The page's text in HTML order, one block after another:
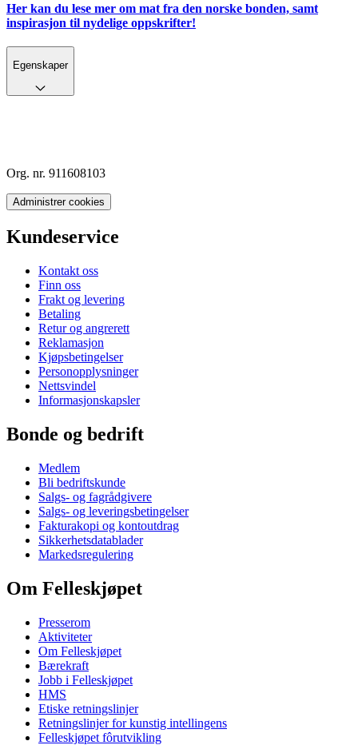
Her kan du lese mer om mat fra den norske bonden, samt
inspirasjon til nydelige oppskrifter!
Egenskaper
Org. nr. 911608103
Administrer cookies
Kundeservice
Kontakt oss
Finn oss
Frakt og levering
Betaling
Retur og angrerett
Reklamasjon
Kjøpsbetingelser
Personopplysninger
Nettsvindel
Informasjonskapsler
Bonde og bedrift
Medlem
Bli bedriftskunde
Salgs- og fagrådgivere
Salgs- og leveringsbetingelser
Fakturakopi og kontoutdrag
Sikkerhetsdatablader
Markedsregulering
Om Felleskjøpet
Presserom
Aktiviteter
Om Felleskjøpet
Bærekraft
Jobb i Felleskjøpet
HMS
Etiske retningslinjer
Retningslinjer for kunstig intellingens
Felleskjøpet fôrutvikling